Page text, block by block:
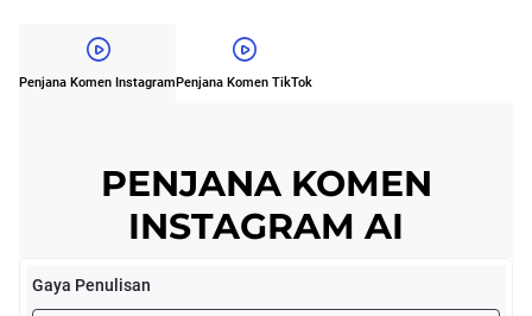
Penjana Komen InstagramPenjana Komen TikTok
PENJANA KOMEN
INSTAGRAM AI
Gaya Penulisan